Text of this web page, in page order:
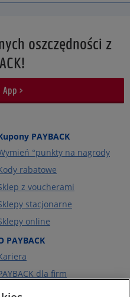
oszczędności z
>
PAYBACK
°punkty na nagrody
rabatowe
z voucherami
stacjonarne
online
PAYBACK
dla firm
PAYBACK Ekstra